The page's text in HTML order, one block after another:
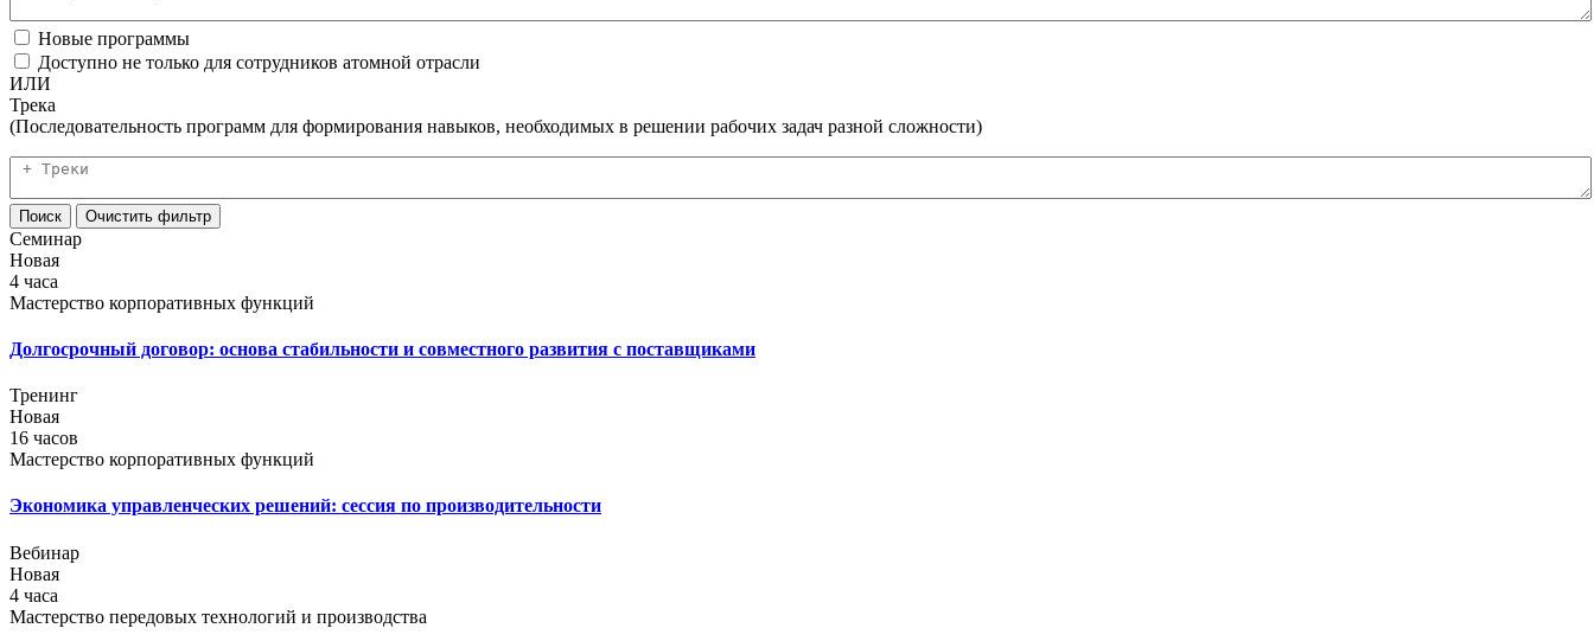
Новые программы
Доступно не только для сотрудников атомной отрасли
ИЛИ
Трека
(Последовательность программ для формирования навыков, необходимых в решении рабочих задач разной сложности)
Семинар
Новая
4 часа
Мастерство корпоративных функций
Долгосрочный договор: основа стабильности и совместного развития с поставщиками
Тренинг
Новая
16 часов
Мастерство корпоративных функций
Экономика управленческих решений: сессия по производительности
Вебинар
Новая
4 часа
Мастерство передовых технологий и производства